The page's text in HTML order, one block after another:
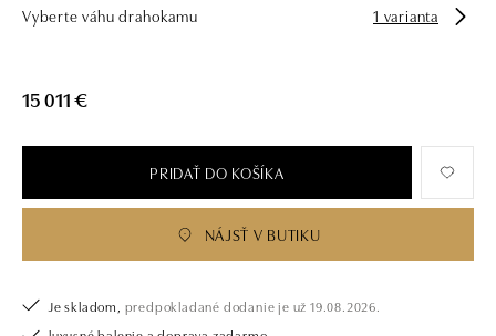
Farebné aj číre diamanty sú zasadené do žltého, bieleho a ružového zlata
v tvare očarujúcich tradičných a exotických kvetov. Náramky, náušnice,
Spoločnosť ALO diamonds vyrába v Čechách šperky z diamantov a
tiež opatrený certifikátom pravosti a dodaný v luxusnom balení. Či už
vyberáte zásnubný prsteň alebo diamantový náramok alebo náhrdelník,
Vyberte váhu drahokamu 1 varianta
15 011 €
PRIDAŤ DO KOŠÍKA
NÁJSŤ V BUTIKU
Je skladom, predpokladané dodanie je už 19.08.2026.